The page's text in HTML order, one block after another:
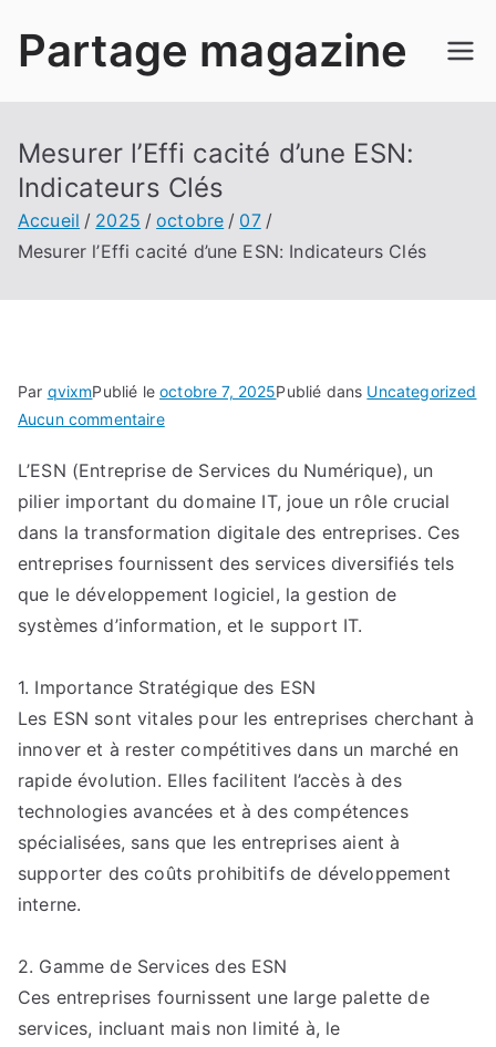
Partage magazine
Mesurer l’Effi cacité d’une ESN:
Indicateurs Clés
Accueil 2025 octobre
07
Mesurer l’Effi cacité d’une ESN: Indicateurs Clés
Par qvixmPublié leoctobre 7, 2025Publié dans Uncategorized
Aucun commentairesur
l’Effi
cacité
d’une
ESN:
Indicateurs
L’ESN (Entreprise de Services du Numérique), un
pilier important du domaine IT, joue un rôle crucial
dans la transformation digitale des entreprises. Ces
entreprises fournissent des services diversifiés tels
que le développement logiciel, la gestion de
systèmes d’information, et le support IT.
1. Importance Stratégique des ESN
Les ESN sont vitales pour les entreprises cherchant à
innover et à rester compétitives dans un marché en
rapide évolution. Elles facilitent l’accès à des
technologies avancées et à des compétences
spécialisées, sans que les entreprises aient à
supporter des coûts prohibitifs de développement
interne.
2. Gamme de Services des ESN
Ces entreprises fournissent une large palette de
services, incluant mais non limité à, le